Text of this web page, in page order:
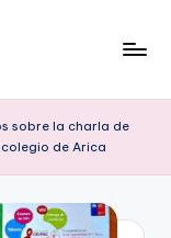
sobre la charla de
de Arica